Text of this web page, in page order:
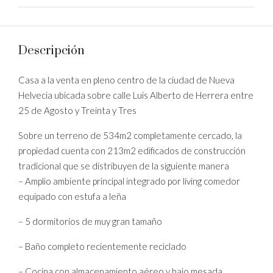
Descripción
Casa a la venta en pleno centro de la ciudad de Nueva
Helvecia ubicada sobre calle Luis Alberto de Herrera entre
25 de Agosto y Treinta y Tres
Sobre un terreno de 534m2 completamente cercado, la
propiedad cuenta con 213m2 edificados de construcción
tradicional que se distribuyen de la siguiente manera
– Amplio ambiente principal integrado por living comedor
equipado con estufa a leña
– 5 dormitorios de muy gran tamaño
– Baño completo recientemente reciclado